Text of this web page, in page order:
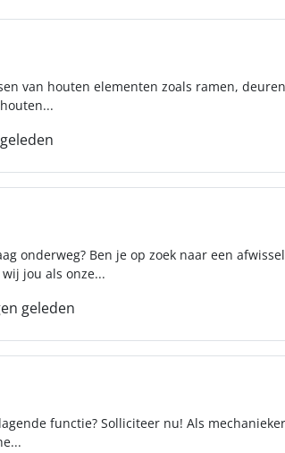
van houten elementen zoals ramen,
onderweg? Ben je op zoek naar een
jou als onze...
geleden
functie? Solliciteer nu! Als